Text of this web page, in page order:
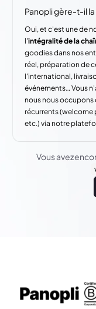
Panopli gère-t-il la
Oui, et c'est une de
l'intégralité de la
goodies dans nos
réel, préparation de
l'international,
événements… Vous
nous nous occupons
récurrents (welcome
etc.) via notre
Vous avez